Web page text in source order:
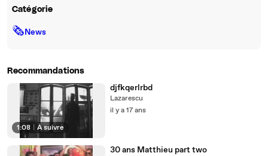
Catégorie
🗞News
Recommandations
1:08 À suivre
djfkqerlrbd
Lazarescu
il y a 17 ans
30 ans Matthieu part two